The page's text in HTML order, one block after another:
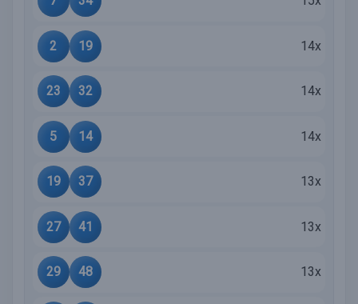
2 19 14x
23 32 14x
5 14 14x
19 37 13x
27 41 13x
29 48 13x